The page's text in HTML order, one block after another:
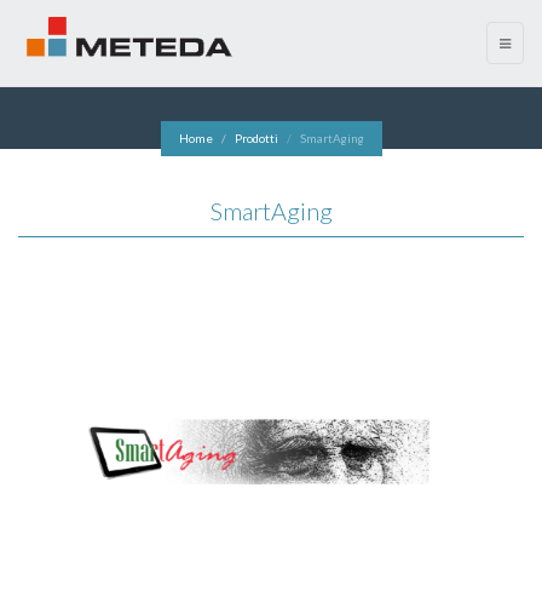
menu
Home Prodotti SmartAging
SmartAging